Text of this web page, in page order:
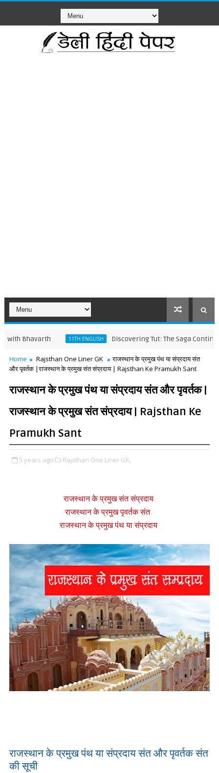
11TH ENGLISH Discovering Tut: The Saga Continues
Home Rajsthan One Liner GK
राजस्थान के प्रमुख पंथ या संप्रदाय संत
और पृवर्तक |राजस्थान के प्रमुख संत संप्रदाय | Rajsthan Ke Pramukh Sant
राजस्थान के प्रमुख पंथ या संप्रदाय संत और पृवर्तक |
राजस्थान के प्रमुख संत संप्रदाय | Rajsthan Ke
Pramukh Sant
5 years ago Rajsthan One Liner GK,
राजस्थान के प्रमुख संत संप्रदाय
राजस्थान के प्रमुख पृवर्तक संत
राजस्थान के प्रमुख पंथ या संप्रदाय
राजस्थान के प्रमुख पंथ या संप्रदाय संत और पृवर्तक संत
की सूची